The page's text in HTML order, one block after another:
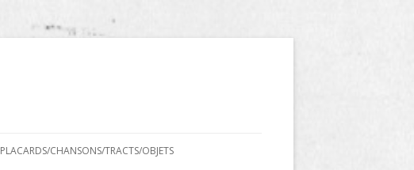
PLACARDS/CHANSONS/TRACTS/OBJETS